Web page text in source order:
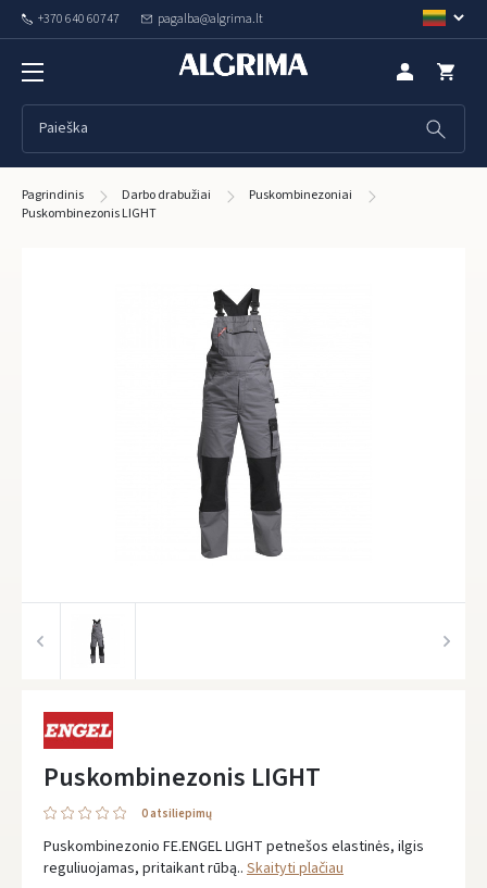
+370 640 60747 pagalba@algrima.lt
Pagrindinis Darbo drabužiai
Puskombinezoniai
Puskombinezonis LIGHT
Puskombinezonis LIGHT
0 atsiliepimų
Puskombinezonio FE.ENGEL LIGHT petnešos elastinės, ilgis
reguliuojamas, pritaikant rūbą.. Skaityti plačiau